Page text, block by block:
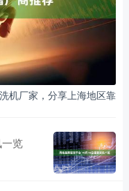
机厂家，分享上海地区靠
览